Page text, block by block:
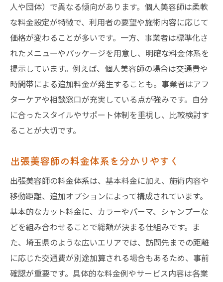
人や団体）で異なる傾向があります。個人美容師は柔軟
な料金設定が特徴で、利用者の要望や施術内容に応じて
価格が変わることが多いです。一方、事業者は標準化さ
れたメニューやパッケージを用意し、明確な料金体系を
提示しています。例えば、個人美容師の場合は交通費や
時間帯による追加料金が発生することも。事業者はアフ
ターケアや相談窓口が充実している点が強みです。自分
に合ったスタイルやサポート体制を重視し、比較検討す
ることが大切です。
出張美容師の料金体系を分かりやすく
出張美容師の料金体系は、基本料金に加え、施術内容や
移動距離、追加オプションによって構成されています。
基本的なカット料金に、カラーやパーマ、シャンプーな
どを組み合わせることで総額が決まる仕組みです。ま
た、埼玉県のような広いエリアでは、訪問先までの距離
に応じた交通費が別途加算される場合もあるため、事前
確認が重要です。具体的な料金例やサービス内容は各業